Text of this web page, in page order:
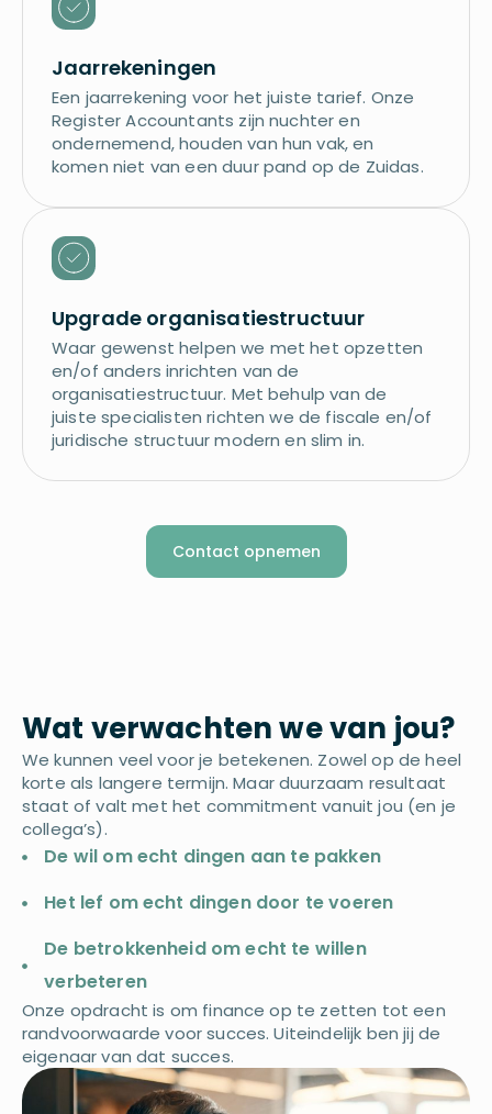
Jaarrekeningen
Een jaarrekening voor het juiste tarief. Onze
Register Accountants zijn nuchter en
ondernemend, houden van hun vak, en
komen niet van een duur pand op de Zuidas.
Upgrade organisatiestructuur
Waar gewenst helpen we met het opzetten
en/of anders inrichten van de
organisatiestructuur. Met behulp van de
juiste specialisten richten we de fiscale en/of
juridische structuur modern en slim in.
Contact opnemen
Wat verwachten we van jou?
We kunnen veel voor je betekenen. Zowel op de heel
korte als langere termijn. Maar duurzaam resultaat
staat of valt met het commitment vanuit jou (en je
collega’s).
De wil om echt dingen aan te pakken
Het lef om echt dingen door te voeren
De betrokkenheid om echt te willen
verbeteren
Onze opdracht is om finance op te zetten tot een
randvoorwaarde voor succes. Uiteindelijk ben jij de
eigenaar van dat succes.